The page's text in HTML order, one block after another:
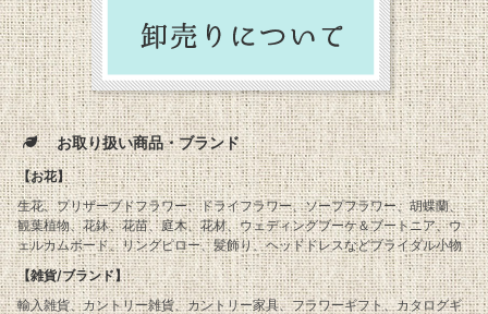
お取り扱い商品・ブランド
【お花】
生花、プリザーブドフラワー、ドライフラワー、ソープフラワー、胡蝶蘭、
観葉植物、花鉢、花苗、庭木、花材、ウェディングブーケ＆ブートニア、ウ
ェルカムボード、リングピロー、髪飾り、ヘッドドレスなどブライダル小物
【雑貨/ブランド】
輸入雑貨、カントリー雑貨、カントリー家具、フラワーギフト、カタログギ